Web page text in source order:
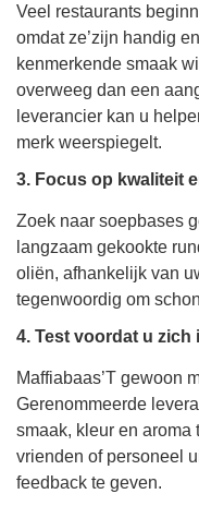
Veel restaurants
omdat ze’zijn handig
kenmerkende smaak
overweeg dan een
leverancier kan u
merk weerspiegelt.
3. Focus op kwaliteit
Zoek naar soepbases
langzaam gekookte
oliën, afhankelijk van
tegenwoordig om
4. Test voordat u zich
Maffiabaas’T gewoon
Gerenommeerde
smaak, kleur en aroma
vrienden of personeel
feedback te geven.